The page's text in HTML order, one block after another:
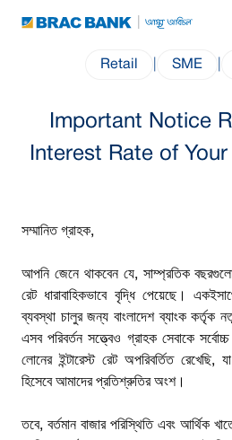
Retail SME
Important Notice
Interest Rate of
সম্মানিত গ্রাহক,
আপনি জেনে থাকবেন যে, সাম্প্রতিক
রেট ধারাবাহিকভাবে বৃদ্ধি পেয়েছে।
ব্যবস্থা চালুর জন্য বাংলাদেশ ব্যাংক কর্তৃক
এসব পরিবর্তন সত্ত্বেও গ্রাহক সেবাকে
লোনের ইন্টারেস্ট রেট অপরিবর্তিত
হিসেবে আমাদের প্রতিশ্রুতির অংশ।
তবে, বর্তমান বাজার পরিস্থিতি এবং আর্থিক